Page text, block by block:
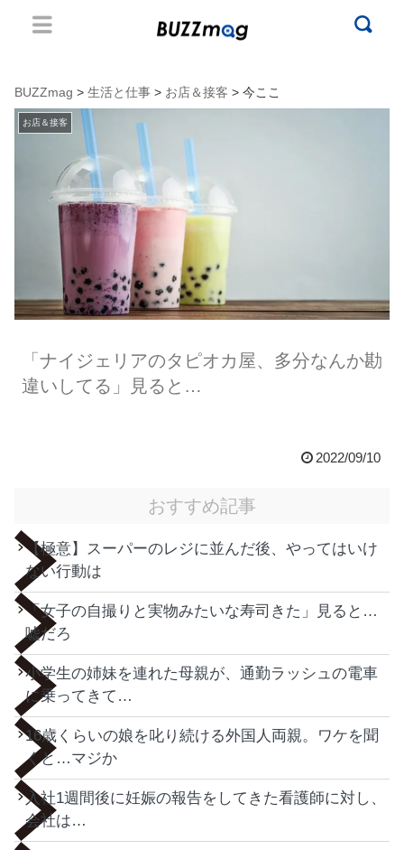
BUZZmag > 生活と仕事 > お店＆接客 > 今ここ
お店＆接客
「ナイジェリアのタピオカ屋、多分なんか勘
違いしてる」見ると…
2022/09/10
おすすめ記事
【極意】スーパーのレジに並んだ後、やってはいけ
ない行動は
「女子の自撮りと実物みたいな寿司きた」見ると…
嘘だろ
小学生の姉妹を連れた母親が、通勤ラッシュの電車
に乗ってきて…
16歳くらいの娘を叱り続ける外国人両親。ワケを聞
くと…マジか
入社1週間後に妊娠の報告をしてきた看護師に対し、
会社は…